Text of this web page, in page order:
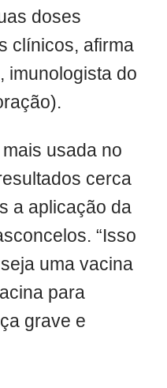
doses
clínicos, afirma
imunologista do
usada no
cerca
a aplicação da
“Isso
uma vacina
para
grave e